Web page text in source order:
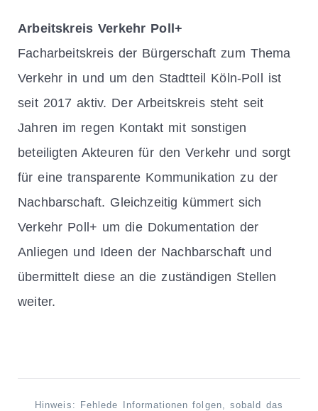
Arbeitskreis Verkehr Poll+
Facharbeitskreis der Bürgerschaft zum Thema
Verkehr in und um den Stadtteil Köln-Poll ist
seit 2017 aktiv. Der Arbeitskreis steht seit
Jahren im regen Kontakt mit sonstigen
beteiligten Akteuren für den Verkehr und sorgt
für eine transparente Kommunikation zu der
Nachbarschaft. Gleichzeitig kümmert sich
Verkehr Poll+ um die Dokumentation der
Anliegen und Ideen der Nachbarschaft und
übermittelt diese an die zuständigen Stellen
weiter.
Hinweis: Fehlede Informationen folgen, sobald das